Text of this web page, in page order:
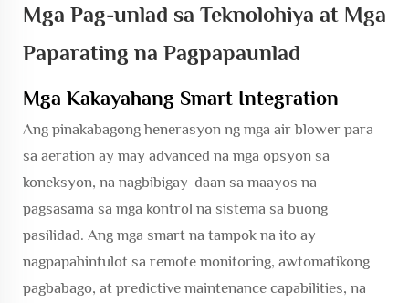
Mga Pag-unlad sa Teknolohiya at Mga
Paparating na Pagpapaunlad
Mga Kakayahang Smart Integration
Ang pinakabagong henerasyon ng mga air blower para
sa aeration ay may advanced na mga opsyon sa
koneksyon, na nagbibigay-daan sa maayos na
pagsasama sa mga kontrol na sistema sa buong
pasilidad. Ang mga smart na tampok na ito ay
nagpapahintulot sa remote monitoring, awtomatikong
pagbabago, at predictive maintenance capabilities, na